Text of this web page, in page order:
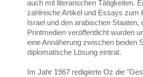
auch mit literarischen Tätigkeiten.
zahlreiche Artikel und Essays zum
Israel und den arabischen Staaten,
Printmedien veröffentlicht wurden
eine Annäherung zwischen beiden
diplomatische Lösung eintrat.
Im Jahr 1967 redigierte Oz die